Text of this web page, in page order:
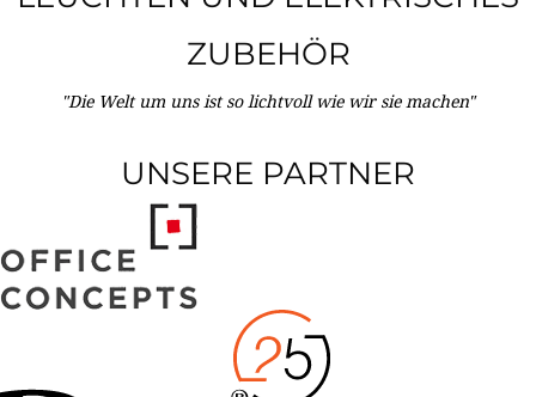
ZUBEHÖR
"Die Welt um uns ist so lichtvoll wie wir sie machen"
UNSERE PARTNER